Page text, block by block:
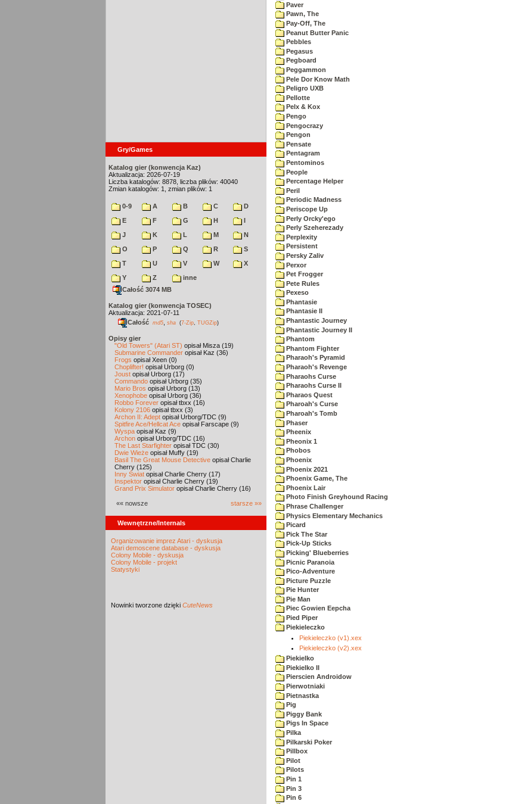
Gry/Games
Katalog gier (konwencja Kaz)
Aktualizacja: 2026-07-19
Liczba katalogów: 8878, liczba plików: 40040
Zmian katalogów: 1, zmian plików: 1
0-9 A B C
D
E
F G H
I
J
K L M
N
O
P Q R
S
T
U V W
X
Y
Z
inne
Całość 3074 MB
Katalog gier (konwencja TOSEC)
Aktualizacja: 2021-07-11
Całość md5 sha (7-Zip TUGZip)
Opisy gier
"Old Towers" (Atari ST) opisał Misza (19)
Submarine Commander opisał Kaz (36)
Frogs opisał Xeen (0)
Choplifter! opisał Urborg (0)
Joust opisał Urborg (17)
Commando opisał Urborg (35)
Mario Bros opisał Urborg (13)
Xenophobe opisał Urborg (36)
Robbo Forever opisał tbxx (16)
Kolony 2106 opisał tbxx (3)
Archon II: Adept opisał Urborg/TDC (9)
Spitfire Ace/Hellcat Ace opisał Farscape (9)
Wyspa opisał Kaz (9)
Archon opisał Urborg/TDC (16)
The Last Starfighter opisał TDC (30)
Dwie Wieże opisał Muffy (19)
Basil The Great Mouse Detective opisał Charlie
Cherry (125)
Inny Świat opisał Charlie Cherry (17)
Inspektor opisał Charlie Cherry (19)
Grand Prix Simulator opisał Charlie Cherry (16)
«« nowsze starsze »»
Wewnętrzne/Internals
Organizowanie imprez Atari - dyskusja
Atari demoscene database - dyskusja
Colony Mobile - dyskusja
Colony Mobile - projekt
Statystyki
Nowinki tworzone dzięki CuteNews
Paver
Pawn, The
Pay-Off, The
Peanut Butter Panic
Pebbles
Pegasus
Pegboard
Peggammon
Pele Dor Know Math
Peligro UXB
Pellotte
Pelx & Kox
Pengo
Pengocrazy
Pengon
Pensate
Pentagram
Pentominos
People
Percentage Helper
Peril
Periodic Madness
Periscope Up
Perly Orcky'ego
Perly Szeherezady
Perplexity
Persistent
Persky Zaliv
Perxor
Pet Frogger
Pete Rules
Pexeso
Phantasie
Phantasie II
Phantastic Journey
Phantastic Journey II
Phantom
Phantom Fighter
Pharaoh's Pyramid
Pharaoh's Revenge
Pharaohs Curse
Pharaohs Curse II
Pharaos Quest
Pharoah's Curse
Pharoah's Tomb
Phaser
Pheenix
Pheonix 1
Phobos
Phoenix
Phoenix 2021
Phoenix Game, The
Phoenix Lair
Photo Finish Greyhound Racing
Phrase Challenger
Physics Elementary Mechanics
Picard
Pick The Star
Pick-Up Sticks
Picking' Blueberries
Picnic Paranoia
Pico-Adventure
Picture Puzzle
Pie Hunter
Pie Man
Piec Gowien Eepcha
Pied Piper
Piekieleczko
Piekieleczko (v1).xex
Piekieleczko (v2).xex
Piekielko
Piekielko II
Pierscien Androidow
Pierwotniaki
Pietnastka
Pig
Piggy Bank
Pigs In Space
Pilka
Pilkarski Poker
Pillbox
Pilot
Pilots
Pin 1
Pin 3
Pin 6